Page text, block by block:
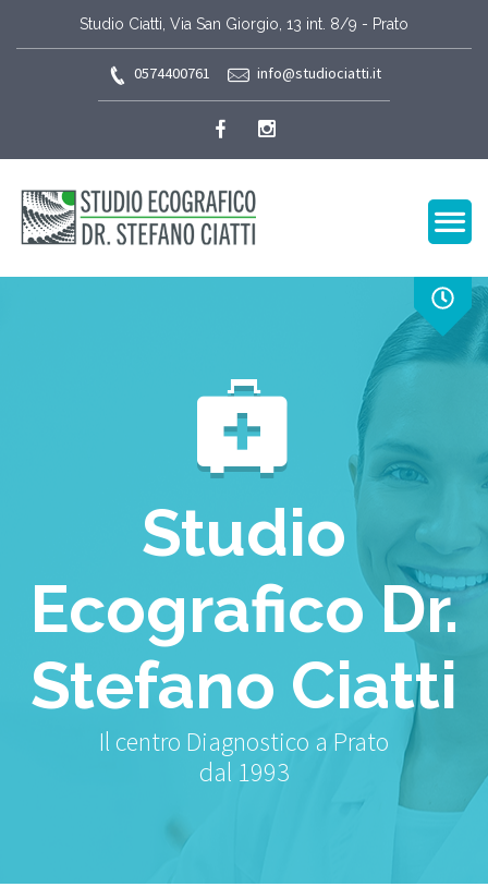
Studio Ciatti, Via San Giorgio, 13 int. 8/9 - Prato
0574400761 info@studiociatti.it
Studio
Ecografico Dr.
Stefano Ciatti
Il centro Diagnostico a Prato
dal 1993